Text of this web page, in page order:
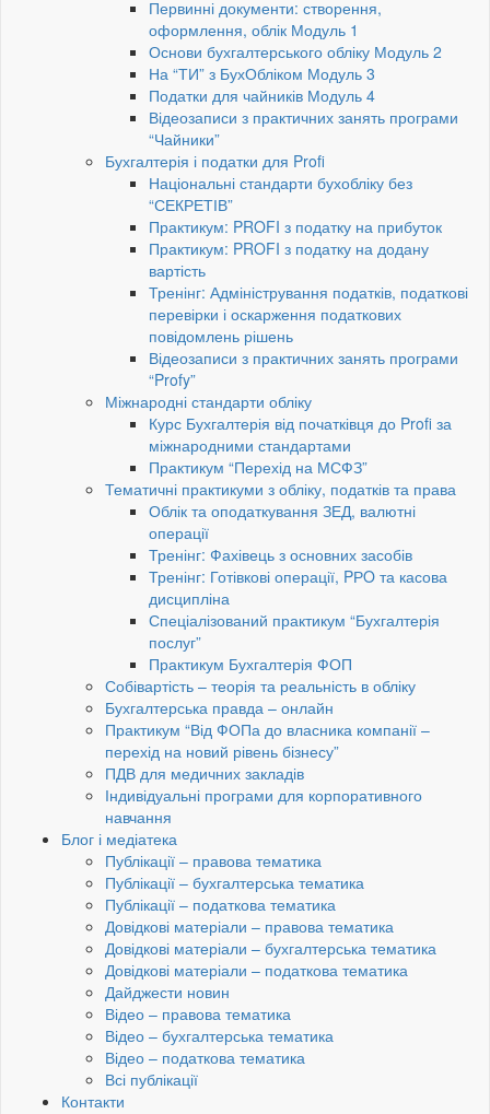
Первинні документи: створення,
оформлення, облік Модуль 1
Основи бухгалтерського обліку Модуль 2
На “ТИ” з БухОбліком Модуль 3
Податки для чайників Модуль 4
Відеозаписи з практичних занять програми
“Чайники”
Бухгалтерія і податки для Profi
Національні стандарти бухобліку без
“СЕКРЕТІВ”
Практикум: PROFI з податку на прибуток
Практикум: PROFI з податку на додану
вартість
Тренінг: Адміністрування податків, податкові
перевірки і оскарження податкових
повідомлень рішень
Відеозаписи з практичних занять програми
“Profy”
Міжнародні стандарти обліку
Курс Бухгалтерія від початківця до Profi за
міжнародними стандартами
Практикум “Перехід на МСФЗ”
Тематичні практикуми з обліку, податків та права
Облік та оподаткування ЗЕД, валютні
операції
Тренінг: Фахівець з основних засобів
Тренінг: Готівкові операції, PРO та касова
дисципліна
Спеціалізований практикум “Бухгалтерія
послуг”
Практикум Бухгалтерія ФОП
Собівартість – теорія та реальність в обліку
Бухгалтерська правда – онлайн
Практикум “Від ФОПа до власника компанії –
перехід на новий рівень бізнесу”
ПДВ для медичних закладів
Індивідуальні програми для корпоративного
навчання
Блог і медіатека
Публікації – правова тематика
Публікації – бухгалтерська тематика
Публікації – податкова тематика
Довідкові матеріали – правова тематика
Довідкові матеріали – бухгалтерська тематика
Довідкові матеріали – податкова тематика
Дайджести новин
Відео – правова тематика
Відео – бухгалтерська тематика
Відео – податкова тематика
Всі публікації
Контакти